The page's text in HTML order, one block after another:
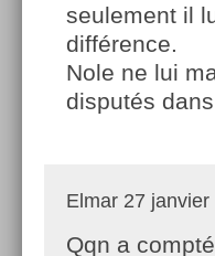
seulement il
différence.
Nole ne lui
disputés
Elmar 27
Qqn a